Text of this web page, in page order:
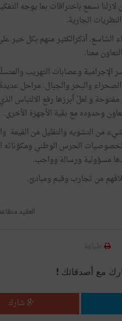
نسمع باختراقات بما يوجه
الجارية.
الشاسع. أذكرالكثير منهم بكل خير
معنا.
الإجرامية وعصابات التهريب
والبحر والجبال. مراحل
و لعلّ أبرزها رفع الالتباس
من التشويه والتقليل من القيمة
لخصوصيات الحرس الوطني ومكوّناته
مسؤولية ورسالة وواجب.
من تجارب وقيم ومبادئ.
العقيد
طباعة
مع أصدقائك !
شارك